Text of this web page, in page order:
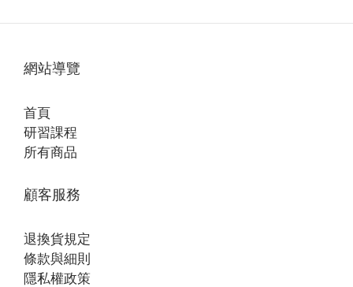
網站導覽
首頁
研習課程
所有商品
顧客服務
退換貨規定
條款與細則
隱私權政策